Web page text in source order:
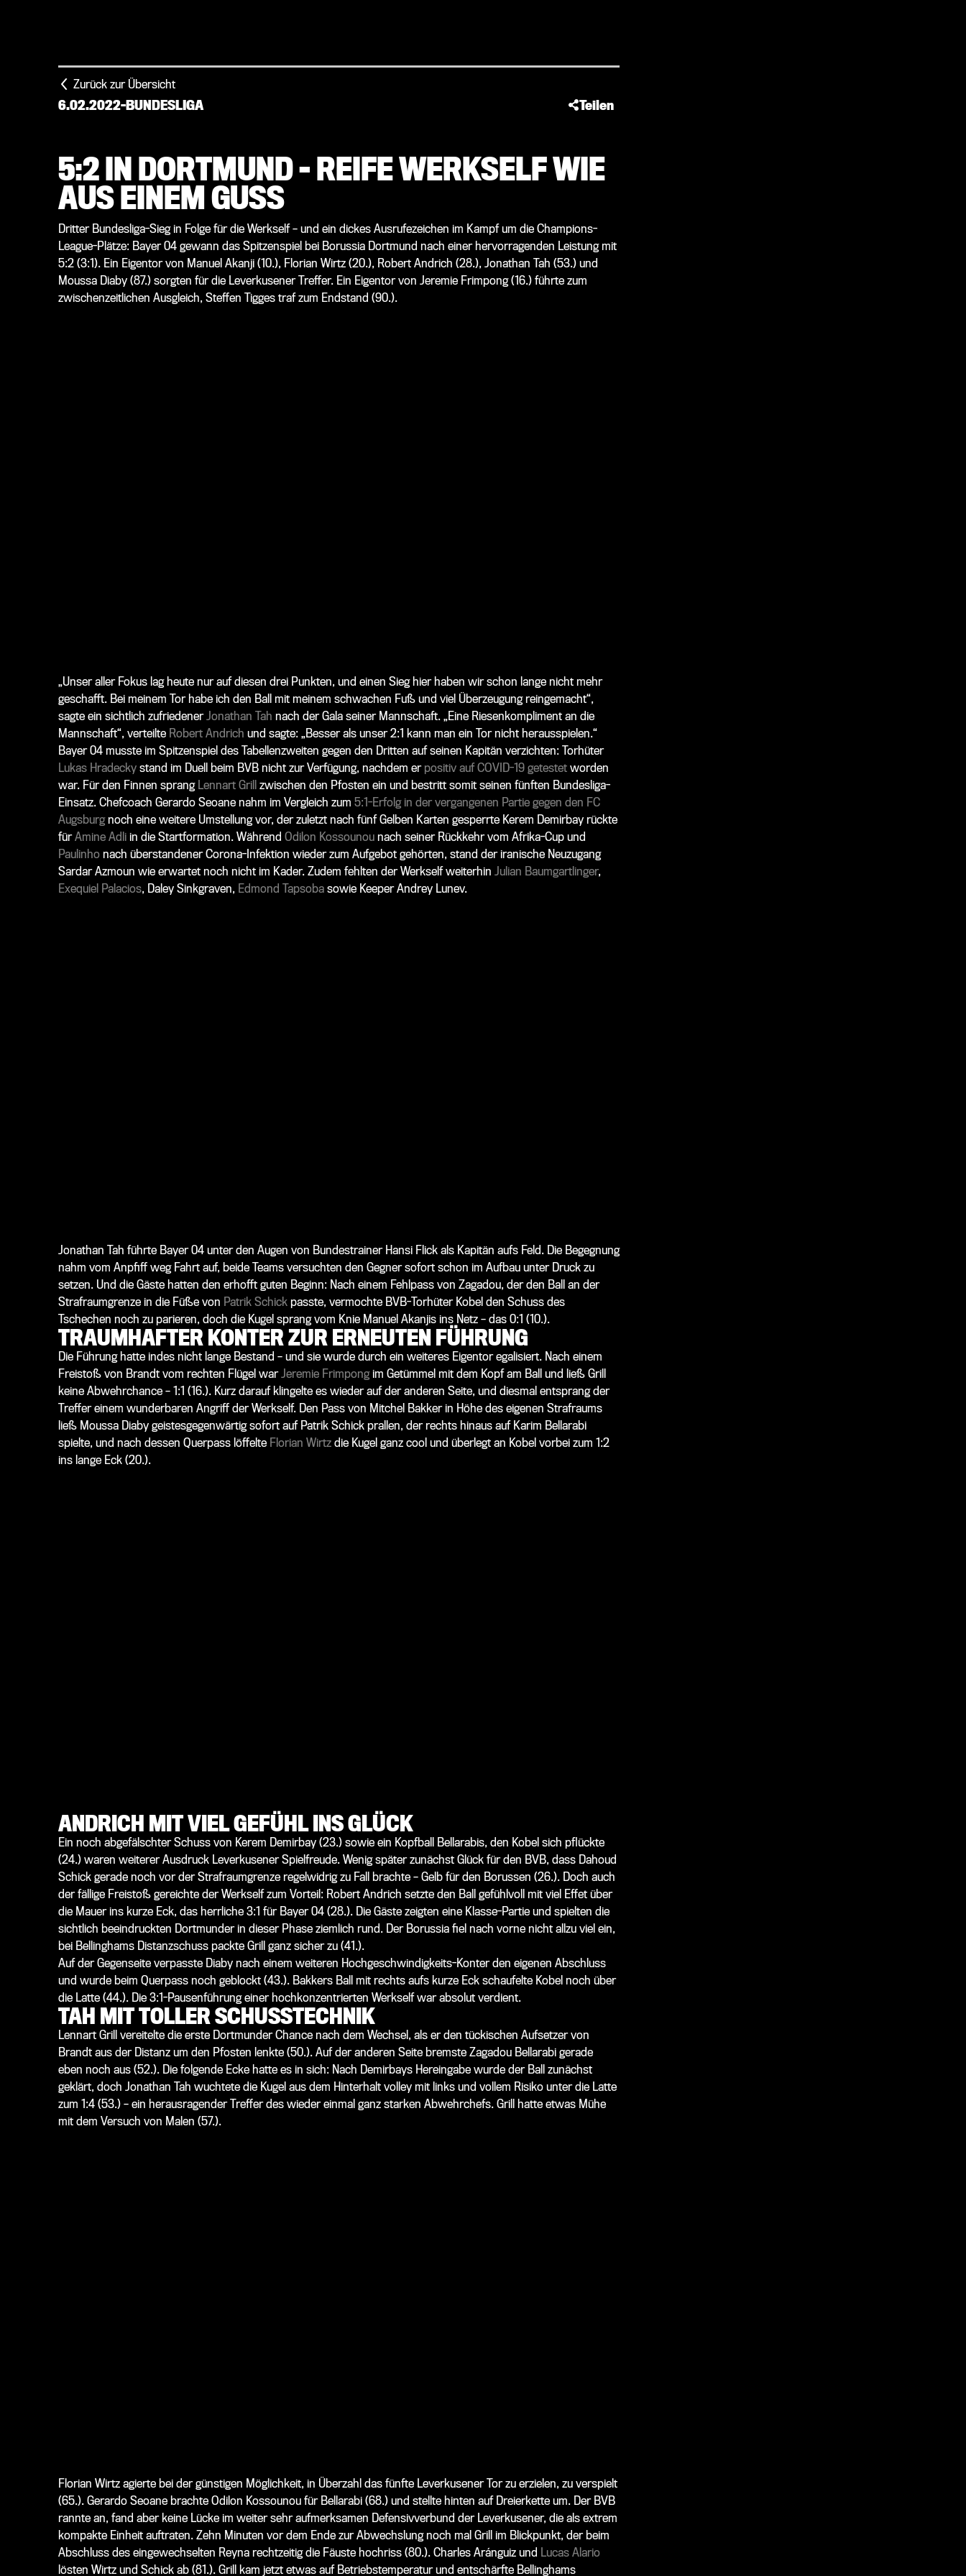
Zurück zur Übersicht
6.02.2022-BUNDESLIGA Teilen
5:2 IN DORTMUND – REIFE WERKSELF WIE
AUS EINEM GUSS
Dritter Bundesliga-Sieg in Folge für die Werkself – und ein dickes Ausrufezeichen im Kampf um die Champions-
League-Plätze: Bayer 04 gewann das Spitzenspiel bei Borussia Dortmund nach einer hervorragenden Leistung mit
5:2 (3:1). Ein Eigentor von Manuel Akanji (10.), Florian Wirtz (20.), Robert Andrich (28.), Jonathan Tah (53.) und
Moussa Diaby (87.) sorgten für die Leverkusener Treffer. Ein Eigentor von Jeremie Frimpong (16.) führte zum
zwischenzeitlichen Ausgleich, Steffen Tigges traf zum Endstand (90.).
„Unser aller Fokus lag heute nur auf diesen drei Punkten, und einen Sieg hier haben wir schon lange nicht mehr
geschafft. Bei meinem Tor habe ich den Ball mit meinem schwachen Fuß und viel Überzeugung reingemacht“,
sagte ein sichtlich zufriedenerJonathan Tah nach der Gala seiner Mannschaft. „Eine Riesenkompliment an die
Mannschaft“, verteilte Robert Andrich und sagte: „Besser als unser 2:1 kann man ein Tor nicht herausspielen.“
Bayer 04 musste im Spitzenspiel des Tabellenzweiten gegen den Dritten auf seinen Kapitän verzichten: Torhüter
Lukas Hradeckystand im Duell beim BVB nicht zur Verfügung, nachdem er positiv auf COVID-19 getestet worden
war. Für den Finnen sprang Lennart Grill zwischen den Pfosten ein und bestritt somit seinen fünften Bundesliga-
Einsatz. Chefcoach Gerardo Seoanenahm im Vergleich zum 5:1-Erfolg in der vergangenen Partie gegen den FC
Augsburgnoch eine weitere Umstellung vor, der zuletzt nach fünf Gelben Karten gesperrte Kerem Demirbayrückte
fürAmine Adliin die Startformation. Während Odilon Kossounounach seiner Rückkehr vom Afrika-Cup und
Paulinhonach überstandener Corona-Infektion wieder zum Aufgebot gehörten, stand der iranische Neuzugang
Sardar Azmoun wie erwartet noch nicht im Kader. Zudem fehlten der Werkself weiterhin Julian Baumgartlinger,
Exequiel Palacios, Daley Sinkgraven, Edmond Tapsobasowie KeeperAndrey Lunev.
Jonathan Tah führte Bayer 04 unter den Augen von Bundestrainer Hansi Flick als Kapitän aufs Feld. Die Begegnung
nahm vom Anpfiff weg Fahrt auf, beide Teams versuchten den Gegner sofort schon im Aufbau unter Druck zu
setzen. Und die Gäste hatten den erhofft guten Beginn: Nach einem Fehlpass von Zagadou, der den Ball an der
Strafraumgrenze in die Füße von Patrik Schickpasste, vermochte BVB-Torhüter Kobel den Schuss des
Tschechen noch zu parieren, doch die Kugel sprang vom Knie Manuel Akanjis ins Netz – das 0:1 (10.).
TRAUMHAFTER KONTER ZUR ERNEUTEN FÜHRUNG
Die Führung hatte indes nicht lange Bestand – und sie wurde durch ein weiteres Eigentor egalisiert. Nach einem
Freistoß von Brandt vom rechten Flügel warJeremie Frimpongim Getümmel mit dem Kopf am Ball und ließ Grill
keine Abwehrchance – 1:1 (16.). Kurz darauf klingelte es wieder auf der anderen Seite, und diesmal entsprang der
Treffer einem wunderbaren Angriff der Werkself. Den Pass von Mitchel Bakkerin Höhe des eigenen Strafraums
ließ Moussa Diabygeistesgegenwärtig sofort auf Patrik Schick prallen, der rechts hinaus auf Karim Bellarabi
spielte, und nach dessen Querpass löffelte Florian Wirtzdie Kugel ganz cool und überlegt an Kobel vorbei zum 1:2
ins lange Eck (20.).
ANDRICH MIT VIEL GEFÜHL INS GLÜCK
Ein noch abgefälschter Schuss von Kerem Demirbay (23.) sowie ein Kopfball Bellarabis, den Kobel sich pflückte
(24.) waren weiterer Ausdruck Leverkusener Spielfreude. Wenig später zunächst Glück für den BVB, dass Dahoud
Schick gerade noch vor der Strafraumgrenze regelwidrig zu Fall brachte – Gelb für den Borussen (26.). Doch auch
der fällige Freistoß gereichte der Werkself zum Vorteil: Robert Andrich setzte den Ball gefühlvoll mit viel Effet über
die Mauer ins kurze Eck, das herrliche 3:1 für Bayer 04 (28.). Die Gäste zeigten eine Klasse-Partie und spielten die
sichtlich beeindruckten Dortmunder in dieser Phase ziemlich rund. Der Borussia fiel nach vorne nicht allzu viel ein,
bei Bellinghams Distanzschuss packte Grill ganz sicher zu (41.).
Auf der Gegenseite verpasste Diaby nach einem weiteren Hochgeschwindigkeits-Konter den eigenen Abschluss
und wurde beim Querpass noch geblockt (43.). Bakkers Ball mit rechts aufs kurze Eck schaufelte Kobel noch über
die Latte (44.). Die 3:1-Pausenführung einer hochkonzentrierten Werkself war absolut verdient.
TAH MIT TOLLER SCHUSSTECHNIK
Lennart Grill vereitelte die erste Dortmunder Chance nach dem Wechsel, als er den tückischen Aufsetzer von
Brandt aus der Distanz um den Pfosten lenkte (50.). Auf der anderen Seite bremste Zagadou Bellarabi gerade
eben noch aus (52.). Die folgende Ecke hatte es in sich: Nach Demirbays Hereingabe wurde der Ball zunächst
geklärt, doch Jonathan Tah wuchtete die Kugel aus dem Hinterhalt volley mit links und vollem Risiko unter die Latte
zum 1:4 (53.) – ein herausragender Treffer des wieder einmal ganz starken Abwehrchefs. Grill hatte etwas Mühe
mit dem Versuch von Malen (57.).
Florian Wirtz agierte bei der günstigen Möglichkeit, in Überzahl das fünfte Leverkusener Tor zu erzielen, zu verspielt
(65.). Gerardo Seoane brachte Odilon Kossounou für Bellarabi (68.) und stellte hinten auf Dreierkette um. Der BVB
rannte an, fand aber keine Lücke im weiter sehr aufmerksamen Defensivverbund der Leverkusener, die als extrem
kompakte Einheit auftraten. Zehn Minuten vor dem Ende zur Abwechslung noch mal Grill im Blickpunkt, der beim
Abschluss des eingewechselten Reyna rechtzeitig die Fäuste hochriss (80.). Charles Aránguizund Lucas Alario
lösten Wirtz und Schick ab (81.). Grill kam jetzt etwas auf Betriebstemperatur und entschärfte Bellinghams